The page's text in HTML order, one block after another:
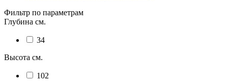
Фильтр по параметрам
Глубина см.
34
Высота см.
102